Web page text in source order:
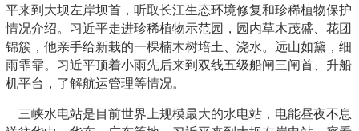
平来到大坝左岸坝首，听取长江生态环境修复和珍稀植物保护
情况介绍。习近平走进珍稀植物示范园，园内草木茂盛、花团
锦簇，他亲手给新栽的一棵楠木树培土、浇水。远山如黛，细
雨霏霏。习近平顶着小雨先后来到双线五级船闸三闸首、升船
机平台，了解航运管理等情况。
三峡水电站是目前世界上规模最大的水电站，电能昼夜不息